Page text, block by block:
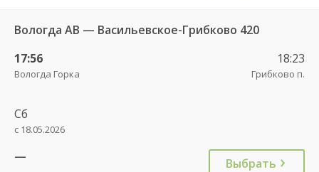
Вологда АВ — Васильевское-Грибково 420
17:56
Вологда Горка
18:23
Грибково п.
Сб
с 18.05.2026
— Выбрать